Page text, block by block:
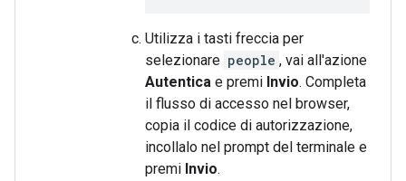
Utilizza i tasti freccia per
selezionare people , vai all'azione
Autentica e premi Invio. Completa
il flusso di accesso nel browser,
copia il codice di autorizzazione,
incollalo nel prompt del terminale e
premi Invio.